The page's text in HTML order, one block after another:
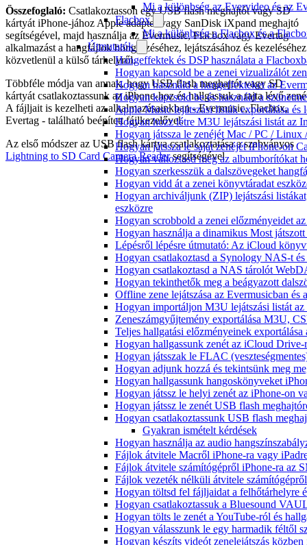
Mi a különbség az Evervideo és az
Flacbox
Mi a különbség a Flacbox és a
Útmutatók
Hangeffektek és DSP használata a
Hogyan kapcsold be a zenei vizualizálót
Hogyan használd a hangeffekteket az
Hogyan kapcsold be és használd a
Apple Music lejátszási listák exportálása és
Hogyan hozz létre M3U lejátszási listát az
Hogyan játssza le zenéjét Mac / PC /
Hogyan játssza le saját zenéjét iPhone-on
Hogyan változtasd meg az albumborítókat
Hogyan szerkesszük a dalszövegeket
Hogyan vidd át a zenei könyvtáradat
Hogyan archiváljunk (ZIP) lejátszási
eszközre
Hogyan scrobbold a zenei előzményeidet
Hogyan használja a dinamikus Most
Lépésről lépésre útmutató: Az iCloud
Hogyan csatlakoztasd a Synology NAS-t
Hogyan csatlakoztasd a NAS tárolót
Hogyan tekinthetők meg a beágyazott
Offline zene lejátszása az Evermusicban
Hogyan importáljon M3U lejátszási listát az
Zeneszámgyűjtemény exportálása M3U,
Teljes hallgatási előzményeinek
Hogyan hallgassunk zenét az iCloud
Hogyan játsszak le FLAC
Hogyan adjunk hozzá és tekintsünk meg
Hogyan hallgassunk hangoskönyveket
Hogyan játssz le helyi zenét az iPhone-on
Hogyan játssz le zenét USB flash
Hogyan csatlakoztassunk USB flash
Gyakran ismételt kérdések
Hogyan használja az audio
Fájlok átvitele Macről iPhone-ra vagy
Fájlok átvitele számítógépről iPhone-ra az
Fájlok vezeték nélküli átvitele
Hogyan töltsd fel fájljaidat a felhőtárhelyre
Hogyan csatlakoztassuk a Bluesound
Hogyan tölts le zenét a YouTube-ról és
Hogyan válasszunk le egy harmadik féltől
Hogyan készíts videót zenelejátszás közben
Összefoglaló: Csatlakoztasson egy USB flash meghajtót vagy SD
kártyát iPhone-jához Apple adapter vagy SanDisk iXpand meghajtó
segítségével, majd használja az Evermusic, Flacbox vagy Evertag
alkalmazást a hangfájlok böngészéséhez, lejátszásához és kezeléséhez
közvetlenül a külső tárhelyről.
Többféle módja van annak, hogy USB flash meghajtót vagy SD
kártyát csatlakoztassunk az iPhone-hoz és hallgassuk a rajta lévő
A fájljait is kezelheti az alkalmazásainkban - Evermusic, Flacbox,
Evertag - található beépített fájlkezelővel.
Az első módszer az USB flash kártya csatlakoztatása a szabványos
Lightning to SD Card Camera Readersegítségével